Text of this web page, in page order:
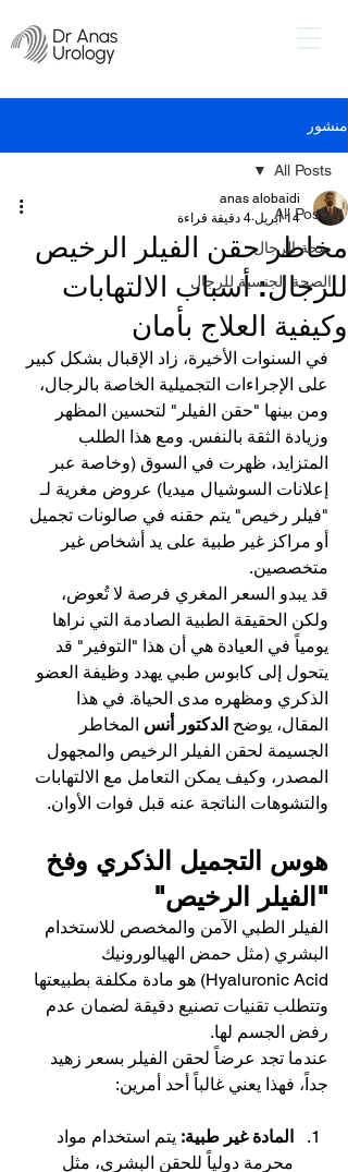
منشور
All Posts
صحة الرجال
الصحة الجنسية للرجال
All Posts
مخاطر حقن الفيلر الرخيص
للرجال: أسباب الالتهابات
وكيفية العلاج بأمان
anas alobaidi
14 أبريل
4 دقيقة قراءة
في السنوات الأخيرة، زاد الإقبال بشكل كبير
على الإجراءات التجميلية الخاصة بالرجال،
ومن بينها "حقن الفيلر" لتحسين المظهر
وزيادة الثقة بالنفس. ومع هذا الطلب
المتزايد، ظهرت في السوق (وخاصة عبر
إعلانات السوشيال ميديا) عروض مغرية لـ
"فيلر رخيص" يتم حقنه في صالونات تجميل
أو مراكز غير طبية على يد أشخاص غير
متخصصين.
قد يبدو السعر المغري فرصة لا تُعوض،
ولكن الحقيقة الطبية الصادمة التي نراها
يومياً في العيادة هي أن هذا "التوفير" قد
يتحول إلى كابوس طبي يهدد وظيفة العضو
الذكري ومظهره مدى الحياة. في هذا
المقال، يوضح الدكتور أنس المخاطر
الجسيمة لحقن الفيلر الرخيص والمجهول
المصدر، وكيف يمكن التعامل مع الالتهابات
والتشوهات الناتجة عنه قبل فوات الأوان.
هوس التجميل الذكري وفخ
"الفيلر الرخيص"
الفيلر الطبي الآمن والمخصص للاستخدام
البشري (مثل حمض الهيالورونيك
Hyaluronic Acid) هو مادة مكلفة بطبيعتها
وتتطلب تقنيات تصنيع دقيقة لضمان عدم
رفض الجسم لها.
عندما تجد عرضاً لحقن الفيلر بسعر زهيد
جداً، فهذا يعني غالباً أحد أمرين:
المادة غير طبية: يتم استخدام مواد
محرمة دولياً للحقن البشري، مثل